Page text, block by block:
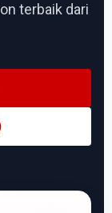
terbaik dari